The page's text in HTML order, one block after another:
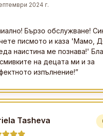
2024 г.
Бързо обслужване!
писмото и каза 'Мамо,
наистина ме познава!'
на децата ми и за
изпълнение!”
Tasheva